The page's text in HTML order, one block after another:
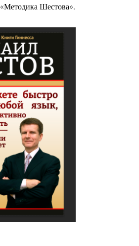
«Методика Шестова».